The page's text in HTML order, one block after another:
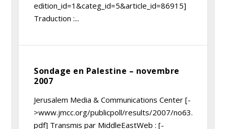
edition_id=1&categ_id=5&article_id=86915]
Traduction :...
Sondage en Palestine – novembre
2007
Jerusalem Media & Communications Center [-
>www.jmcc.org/publicpoll/results/2007/no63.
pdf] Transmis par MiddleEastWeb : [-